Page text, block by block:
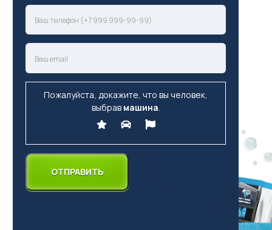
Пожалуйста, докажите, что вы человек,
выбравмашина